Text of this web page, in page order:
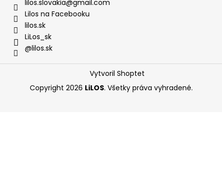
lilos.slovakia@gmail.com
Lilos na Facebooku
lilos.sk
LiLos_sk
@lilos.sk
Vytvoril Shoptet
Copyright 2026 LiLOS. Všetky práva vyhradené.